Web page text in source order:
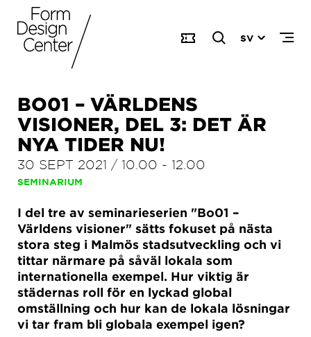
SV
BO01 – VÄRLDENS
VISIONER, DEL 3: DET ÄR
NYA TIDER NU!
30 SEPT 2021 / 10.00 - 12.00
SEMINARIUM
I del tre av seminarieserien "Bo01 –
Världens visioner" sätts fokuset på nästa
stora steg i Malmös stadsutveckling och vi
tittar närmare på såväl lokala som
internationella exempel. Hur viktig är
städernas roll för en lyckad global
omställning och hur kan de lokala lösningar
vi tar fram bli globala exempel igen?